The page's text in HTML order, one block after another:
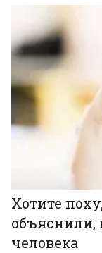
Хотите
объяснили,
человека